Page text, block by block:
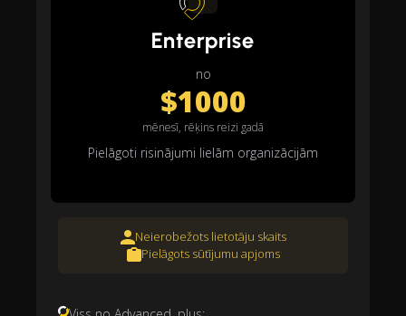
Enterprise
no
$1000
mēnesī, rēķins reizi gadā
Pielāgoti risinājumi lielām organizācijām
Neierobežots lietotāju skaits
Pielāgots sūtījumu apjoms